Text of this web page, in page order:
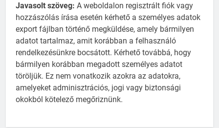
Javasolt szöveg: A weboldalon regisztrált fiók vagy
hozzászólás írása esetén kérhető a személyes adatok
export fájlban történő megküldése, amely bármilyen
adatot tartalmaz, amit korábban a felhasználó
rendelkezésünkre bocsátott. Kérhető továbbá, hogy
bármilyen korábban megadott személyes adatot
töröljük. Ez nem vonatkozik azokra az adatokra,
amelyeket adminisztrációs, jogi vagy biztonsági
okokból kötelező megőriznünk.